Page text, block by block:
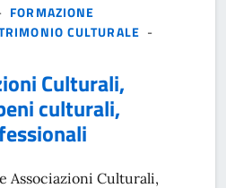
FORMAZIONE
CULTURALE -
Culturali,
culturali,
Associazioni Culturali,